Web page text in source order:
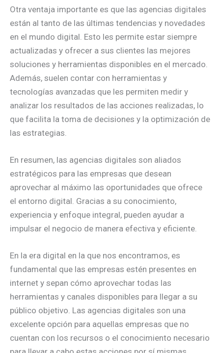
Otra ventaja importante es que las agencias digitales
están al tanto de las últimas tendencias y novedades
en el mundo digital. Esto les permite estar siempre
actualizadas y ofrecer a sus clientes las mejores
soluciones y herramientas disponibles en el mercado.
Además, suelen contar con herramientas y
tecnologías avanzadas que les permiten medir y
analizar los resultados de las acciones realizadas, lo
que facilita la toma de decisiones y la optimización de
las estrategias.
En resumen, las agencias digitales son aliados
estratégicos para las empresas que desean
aprovechar al máximo las oportunidades que ofrece
el entorno digital. Gracias a su conocimiento,
experiencia y enfoque integral, pueden ayudar a
impulsar el negocio de manera efectiva y eficiente.
En la era digital en la que nos encontramos, es
fundamental que las empresas estén presentes en
internet y sepan cómo aprovechar todas las
herramientas y canales disponibles para llegar a su
público objetivo. Las agencias digitales son una
excelente opción para aquellas empresas que no
cuentan con los recursos o el conocimiento necesario